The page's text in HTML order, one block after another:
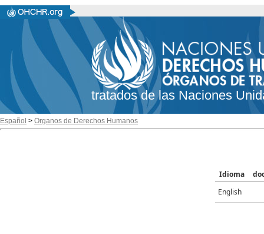
tratados de las Naciones
Español > Organos de Derechos Humanos
Idioma
English